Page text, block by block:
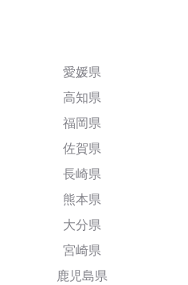
愛媛県
高知県
福岡県
佐賀県
長崎県
熊本県
大分県
宮崎県
鹿児島県